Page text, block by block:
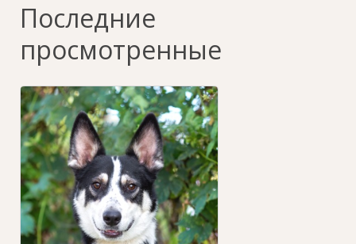
Последние
просмотренные